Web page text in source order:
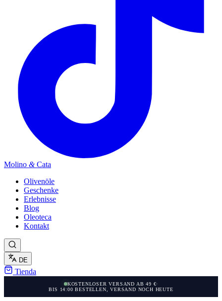
Molino &Cata
Olivenöle
Geschenke
Erlebnisse
Blog
Oleoteca
Kontakt
DE
Tienda
KOSTENLOSER VERSAND AB 49 €·
BIS 14:00 BESTELLEN, VERSAND NOCH HEUTE